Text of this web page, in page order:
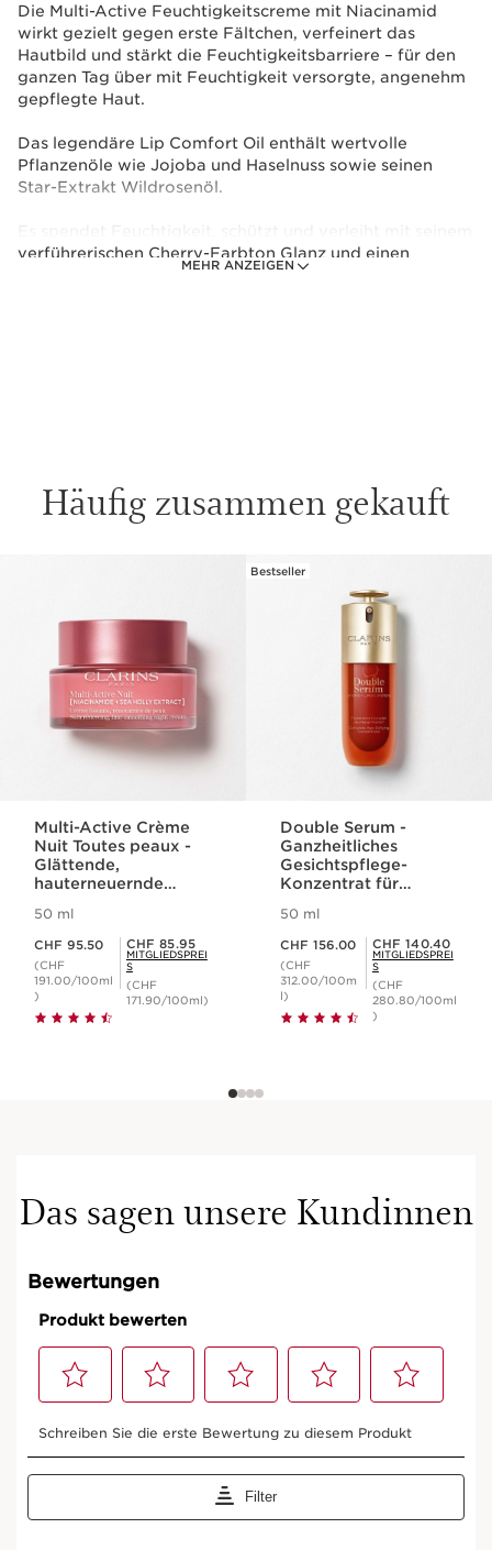
MEHR ANZEIGEN
Die Multi-Active Feuchtigkeitscreme mit Niacinamid
wirkt gezielt gegen erste Fältchen, verfeinert das
Hautbild und stärkt die Feuchtigkeitsbarriere – für den
ganzen Tag über mit Feuchtigkeit versorgte, angenehm
gepflegte Haut.
Das legendäre Lip Comfort Oil enthält wertvolle
Pflanzenöle wie Jojoba und Haselnuss sowie seinen
Star-Extrakt Wildrosenöl.
verführerischen Cherry-Farbton Glanz und einen
Plumping-Effekt* in nur einem Schritt.
Was macht es so besonders?
Erste Fältchen werden gemildert
Die Ausstrahlung wird verstärkt
Die Lippen wirken voller
Häufig zusammen gekauft
Multi-Active Crème
Nuit Toutes peaux -
Glättende,
hauterneuernde
Gesicht für jeden
Hauttyp
50 ml
CHF 95.50
(CHF
191.00/100ml
)
Mitgliederpreis CHF 85.95
CHF 85.95
MITGLIEDSPREI
S
(CHF
171.90/100ml)
Bestseller
Double Serum -
Ganzheitliches
Gesichtspflege-
Konzentrat für
50 ml
CHF 156.00
(CHF
312.00/100m
l)
Mitgliederpreis CHF 140.40
CHF 140.40
MITGLIEDSPREI
S
(CHF
280.80/100ml
)
Das sagen unsere Kundinnen